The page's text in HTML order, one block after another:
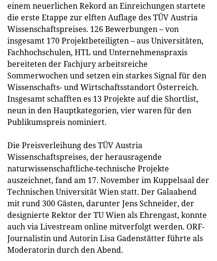
einem neuerlichen Rekord an Einreichungen startete
die erste Etappe zur elften Auflage des TÜV Austria
Wissenschaftspreises. 126 Bewerbungen – von
insgesamt 170 Projektbeteiligten – aus Universitäten,
Fachhochschulen, HTL und Unternehmenspraxis
bereiteten der Fachjury arbeitsreiche
Sommerwochen und setzen ein starkes Signal für den
Wissenschafts- und Wirtschaftsstandort Österreich.
Insgesamt schafften es 13 Projekte auf die Shortlist,
neun in den Hauptkategorien, vier waren für den
Publikumspreis nominiert.
Die Preisverleihung des TÜV Austria
Wissenschaftspreises, der herausragende
naturwissenschaftliche-technische Projekte
auszeichnet, fand am 17. November im Kuppelsaal der
Technischen Universität Wien statt. Der Galaabend
mit rund 300 Gästen, darunter Jens Schneider, der
designierte Rektor der TU Wien als Ehrengast, konnte
auch via Livestream online mitverfolgt werden. ORF-
Journalistin und Autorin Lisa Gadenstätter führte als
Moderatorin durch den Abend.